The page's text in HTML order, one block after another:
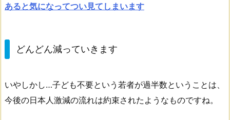
あると気になってつい見てしまいます
どんどん減っていきます
いやしかし…子ども不要という若者が過半数ということは、
今後の日本人激減の流れは約束されたようなものですね。